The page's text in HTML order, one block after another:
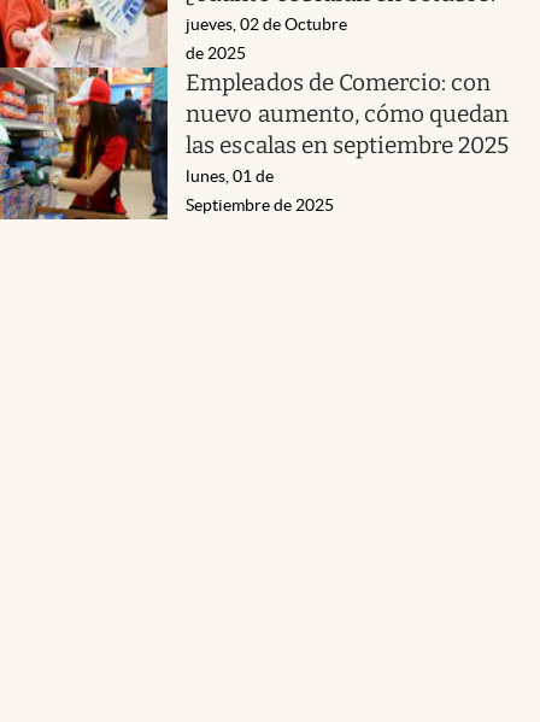
jueves, 02 de Octubre
de 2025
Empleados de Comercio: con
nuevo aumento, cómo quedan
las escalas en septiembre 2025
lunes, 01 de
Septiembre de 2025